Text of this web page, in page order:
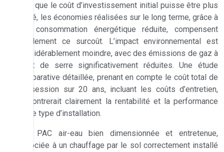
Bien que le coût d’investissement initial puisse être plus
élevé, les économies réalisées sur le long terme, grâce à
une consommation énergétique réduite, compensent
rapidement ce surcoût. L’impact environnemental est
considérablement moindre, avec des émissions de gaz à
effet de serre significativement réduites. Une étude
comparative détaillée, prenant en compte le coût total de
possession sur 20 ans, incluant les coûts d’entretien,
démontrerait clairement la rentabilité et la performance
de ce type d’installation.
Une PAC air-eau bien dimensionnée et entretenue,
associée à un chauffage par le sol correctement installé